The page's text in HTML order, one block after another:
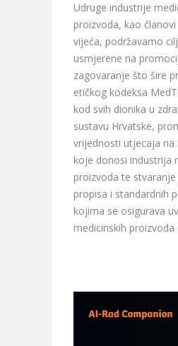
Udruge industrije
proizvoda, kao
vijeća, podržavamo
usmjerene na
zagovaranje što šire
etičkog kodeksa
kod svih dionika u
sustavu Hrvatske,
vrijednosti utjecaja na
koje donosi industrija
proizvoda te
propisa i standardnih
kojima se osigurava
medicinskih proizvoda